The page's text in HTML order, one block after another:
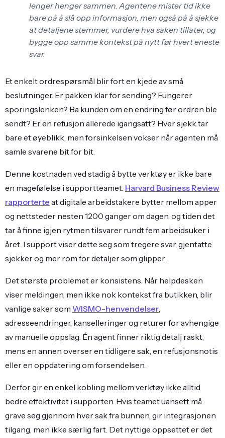
lenger henger sammen. Agentene mister tid ikke
bare på å slå opp informasjon, men også på å sjekke
at detaljene stemmer, vurdere hva saken tillater, og
bygge opp samme kontekst på nytt før hvert eneste
svar.
Et enkelt ordrespørsmål blir fort en kjede av små
beslutninger. Er pakken klar for sending? Fungerer
sporingslenken? Ba kunden om en endring før ordren ble
sendt? Er en refusjon allerede igangsatt? Hver sjekk tar
bare et øyeblikk, men forsinkelsen vokser når agenten må
samle svarene bit for bit.
Denne kostnaden ved stadig å bytte verktøy er ikke bare
en magefølelse i supportteamet. Harvard Business Review
rapporterte at digitale arbeidstakere bytter mellom apper
og nettsteder nesten 1200 ganger om dagen, og tiden det
tar å finne igjen rytmen tilsvarer rundt fem arbeidsuker i
året. I support viser dette seg som tregere svar, gjentatte
sjekker og mer rom for detaljer som glipper.
Det største problemet er konsistens. Når helpdesken
viser meldingen, men ikke nok kontekst fra butikken, blir
vanlige saker som WISMO-henvendelser,
adresseendringer, kanselleringer og returer for avhengige
av manuelle oppslag. Én agent finner riktig detalj raskt,
mens en annen overser en tidligere sak, en refusjonsnotis
eller en oppdatering om forsendelsen.
Derfor gir en enkel kobling mellom verktøy ikke alltid
bedre effektivitet i supporten. Hvis teamet uansett må
grave seg gjennom hver sak fra bunnen, gir integrasjonen
tilgang, men ikke særlig fart. Det nyttige oppsettet er det